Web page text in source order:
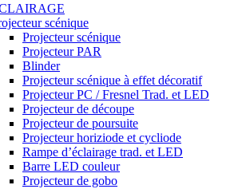
scénique
Projecteur scénique
Projecteur PAR
Blinder
Projecteur scénique à effet décoratif
Projecteur PC / Fresnel Trad. et LED
Projecteur de découpe
Projecteur de poursuite
Projecteur horiziode et cycliode
Rampe d’éclairage trad. et LED
Barre LED couleur
Projecteur de gobo